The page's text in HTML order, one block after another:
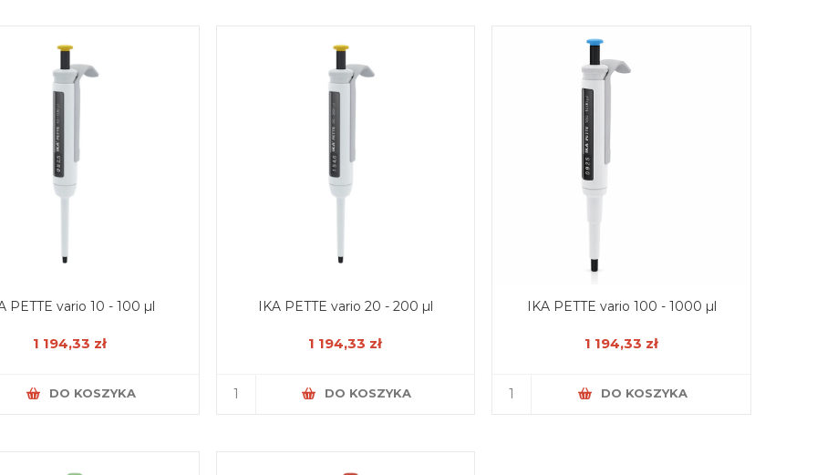
PETTE vario 10 - 100 µl
1 194,33 zł
DO KOSZYKA
IKA PETTE vario 20 - 200 µl
1 194,33 zł
DO KOSZYKA
IKA PETTE vario 100 - 1000 µl
1 194,33 zł
DO KOSZYKA